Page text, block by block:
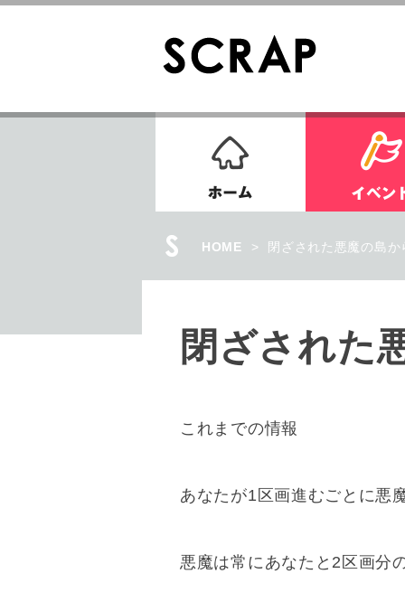
ホーム
HOME > 閉ざされた悪魔の島
閉ざされた
これまでの情報
あなたが1区画進むごとに悪
悪魔は常にあなたと2区画分